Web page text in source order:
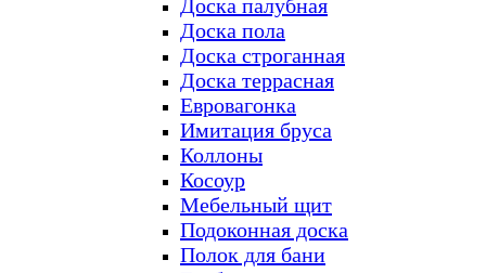
Доска палубная
Доска пола
Доска строганная
Доска террасная
Евровагонка
Имитация бруса
Коллоны
Косоур
Мебельный щит
Подоконная доска
Полок для бани